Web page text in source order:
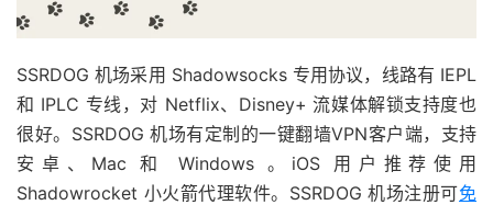
SSRDOG 机场采用 Shadowsocks 专用协议，线路有 IEPL
和 IPLC 专线，对 Netflix、Disney+ 流媒体解锁支持度也
很好。SSRDOG 机场有定制的一键翻墙VPN客户端，支持
安卓、Mac 和 Windows 。iOS 用户推荐使用
Shadowrocket 小火箭代理软件。SSRDOG 机场注册可免